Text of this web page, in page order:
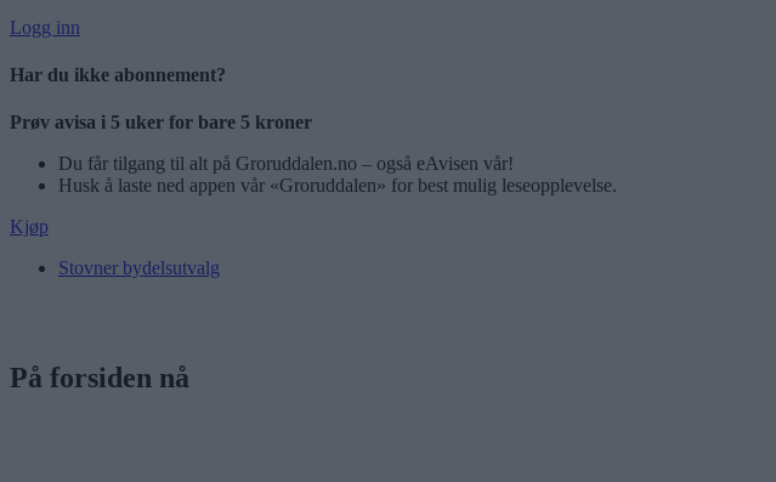
Logg inn
Har du ikke abonnement?
Prøv avisa i 5 uker for bare 5 kroner
Du får tilgang til alt på Groruddalen.no – også eAvisen vår!
Husk å laste ned appen vår «Groruddalen» for best mulig leseopplevelse.
Kjøp
Stovner bydelsutvalg
På forsiden nå